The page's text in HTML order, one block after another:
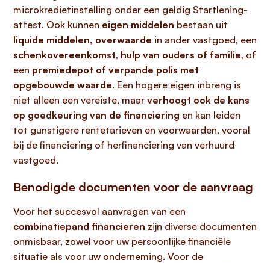
microkredietinstelling onder een geldig Startlening-
attest. Ook kunnen eigen middelen bestaan uit
liquide middelen, overwaarde in ander vastgoed, een
schenkovereenkomst, hulp van ouders of familie, of
een premiedepot of verpande polis met
opgebouwde waarde. Een hogere eigen inbreng is
niet alleen een vereiste, maar verhoogt ook de kans
op goedkeuring van de financiering en kan leiden
tot gunstigere rentetarieven en voorwaarden, vooral
bij de financiering of herfinanciering van verhuurd
vastgoed.
Benodigde documenten voor de aanvraag
Voor het succesvol aanvragen van een
combinatiepand financieren zijn diverse documenten
onmisbaar, zowel voor uw persoonlijke financiële
situatie als voor uw onderneming. Voor de